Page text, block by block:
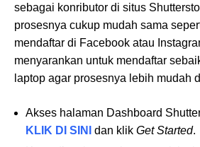
sebagai konributor di situs
prosesnya cukup mudah sama
mendaftar di Facebook atau
menyarankan untuk mendaftar
laptop agar prosesnya lebih mudah
Akses halaman Dashboard
KLIK DI SINI
dan klik Get Started.